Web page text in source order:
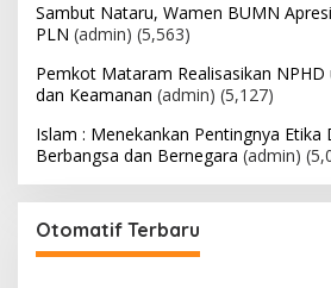
Sambut Nataru, Wamen BUMN
PLN (admin) (5,563)
Pemkot Mataram Realisasikan NPHD
dan Keamanan (admin) (5,127)
Islam : Menekankan Pentingnya Etika
Berbangsa dan Bernegara (admin)
Otomatif Terbaru